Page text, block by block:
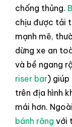
chống thủng.
chịu được tải
mạnh mẽ,
dừng xe an
và bề ngang
riser bar) giúp
trên địa hình
mái hơn.
bánh răng với